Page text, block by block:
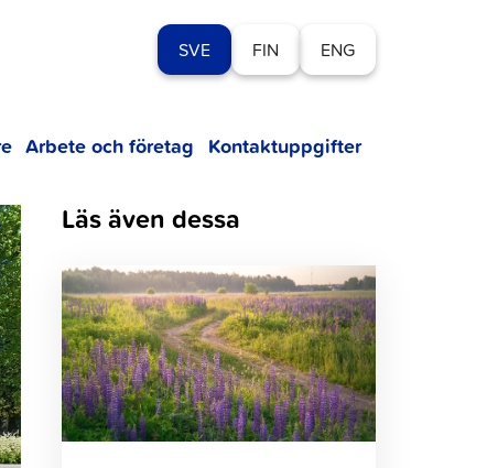
SVE FIN ENG
Arbete och företag Kontaktuppgifter
Läs även dessa
Klicka
för
att
läsa
artikeln